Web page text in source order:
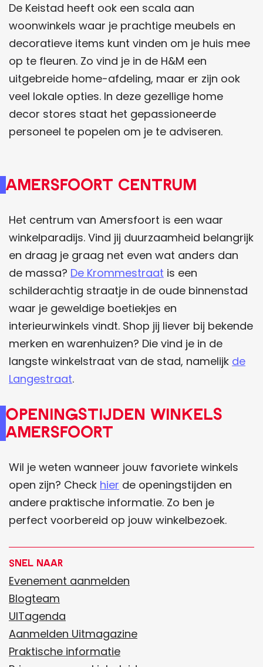
De Keistad heeft ook een scala aan
woonwinkels waar je prachtige meubels en
decoratieve items kunt vinden om je huis mee
op te fleuren. Zo vind je in de H&M een
uitgebreide home-afdeling, maar er zijn ook
veel lokale opties. In deze gezellige home
decor stores staat het gepassioneerde
personeel te popelen om je te adviseren.
Amersfoort centrum
Het centrum van Amersfoort is een waar
winkelparadijs. Vind jij duurzaamheid belangrijk
en draag je graag net even wat anders dan
de massa? De Krommestraat is een
schilderachtig straatje in de oude binnenstad
waar je geweldige boetiekjes en
interieurwinkels vindt. Shop jij liever bij bekende
merken en warenhuizen? Die vind je in de
langste winkelstraat van de stad, namelijk de
Langestraat.
OpenIngstIjden winkels
Amersfoort
Wil je weten wanneer jouw favoriete winkels
open zijn? Check hier de openingstijden en
andere praktische informatie. Zo ben je
perfect voorbereid op jouw winkelbezoek.
Snel naar
Evenement aanmelden
Blogteam
UITagenda
Aanmelden Uitmagazine
Praktische informatie